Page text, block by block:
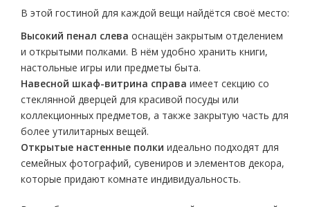
В этой гостиной для каждой вещи найдётся своё место:
Высокий пенал слева оснащён закрытым отделением
и открытыми полками. В нём удобно хранить книги,
настольные игры или предметы быта.
Навесной шкаф-витрина справа имеет секцию со
стеклянной дверцей для красивой посуды или
коллекционных предметов, а также закрытую часть для
более утилитарных вещей.
Открытые настенные полки идеально подходят для
семейных фотографий, сувениров и элементов декора,
которые придают комнате индивидуальность.